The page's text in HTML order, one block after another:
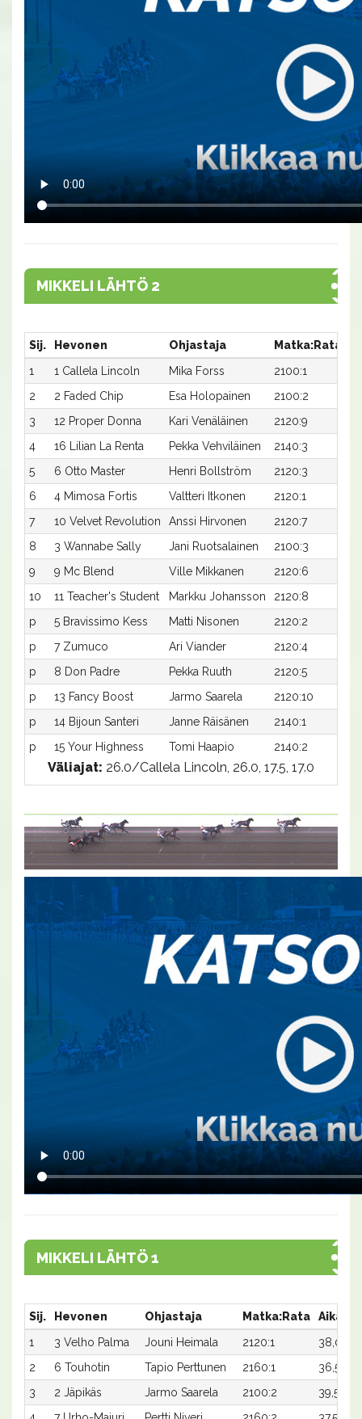
MIKKELI LÄHTÖ 2
Sij. Hevonen Ohjastaja Matka:Rata
1
1 Callela Lincoln Mika Forss 2100:1
2
2 Faded Chip Esa Holopainen 2100:2
3
12 Proper Donna Kari Venäläinen 2120:9
4
16 Lilian La Renta Pekka Vehviläinen 2140:3
5
6 Otto Master Henri Bollström 2120:3
6
4 Mimosa Fortis Valtteri Itkonen 2120:1
7
10 Velvet Revolution Anssi Hirvonen 2120:7
8
3 Wannabe Sally Jani Ruotsalainen 2100:3
9
9 Mc Blend Ville Mikkanen 2120:6
10
11 Teacher's Student Markku Johansson 2120:8
p
5 Bravissimo Kess Matti Nisonen 2120:2
p
7 Zumuco Ari Viander 2120:4
p
8 Don Padre Pekka Ruuth 2120:5
p
13 Fancy Boost Jarmo Saarela 2120:10
p
14 Bijoun Santeri Janne Räisänen 2140:1
p
15 Your Highness Tomi Haapio 2140:2
Väliajat: 26.0/Callela Lincoln, 26.0, 17.5, 17.0
MIKKELI LÄHTÖ 1
Sij. Hevonen Ohjastaja Matka:Rata Aika
1
3 Velho Palma Jouni Heimala 2120:1 38,0x
2
6 Touhotin Tapio Perttunen 2160:1 36,5
3
2 Jäpikäs Jarmo Saarela 2100:2 39,5x